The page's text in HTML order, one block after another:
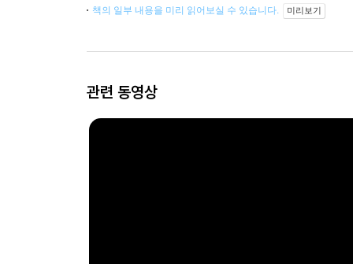
책의 일부 내용을 미리 읽어보실 수 있습니다. 미리보기
관련 동영상